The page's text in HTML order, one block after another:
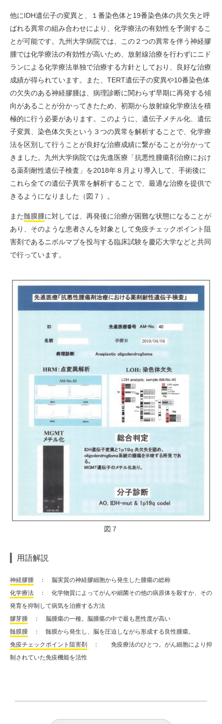
他にIDH遺伝子の変異と、１番染色体と19番染色体の共欠失と呼
ばれる異常の組み合わせにより、化学療法の有効性を予測するこ
とが可能です。九州大学病院では、この２つの異常を伴う神経膠
腫では化学療法の有効性が高いため、放射線治療を行わずにニド
ランによる化学療法単独で治療する方針としており、良好な治療
成績が得られています。また、TERT遺伝子の変異や10番染色体
の欠失のある神経膠腫は、病理診断に関わらず早期に再発する傾
向があることが分かってきたため、初期から放射線化学療法を積
極的に行う必要があります。このように、遺伝子メチル化、遺伝
子変異、染色体欠失という３つの異常を解析することで、化学療
法を区別して行うことが良好な治療成績に繋がることが分かって
きました。九州大学病院では先進医療「抗悪性腫瘍剤治療におけ
る薬剤耐性遺伝子検査」を2018年８月より導入して、手術後に
これら全ての遺伝子異常を解析することで、最適な治療を提供で
きるようになりました（図７）。
また髄膜腫に対しては、再発後に治療が困難な状態になることが
あり、そのような患者さんを対象として免疫チェックポイント阻
害剤 であるニボルマブを投与する臨床試験を慶応大学などと共同
で行っています。
図７
用語解説
神経膠腫 ： 脳実質の神経膠細胞から発生した腫瘍の総称
化学療法 ： 化学物質によってがんや細菌その他の病原体を殺すか、その
発育を抑制して病気を治療する方法
膠芽腫 ： 脳腫瘍の一種。脳腫瘍の中で最も悪性度が高い
髄膜腫 ： 髄膜から発生し、脳を圧迫しながら形成する良性腫瘍。
免疫チェックポイント阻害剤 ： 免疫療法のひとつ。がん細胞により抑
制されていた免疫機能を活性